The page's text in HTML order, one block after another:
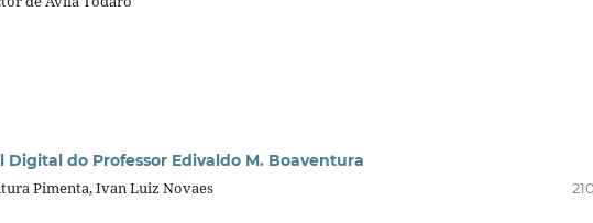
do Professor Edivaldo M. Boaventura
Pimenta, Ivan Luiz Novaes